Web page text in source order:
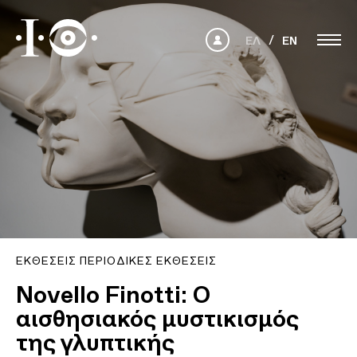
ΕΛ EN
ΕΚΘΈΣΕΙΣ ΠΕΡΙΟΔΙΚΈΣ ΕΚΘΈΣΕΙΣ
Novello Finotti: Ο
αισθησιακός μυστικισμός
της γλυπτικής